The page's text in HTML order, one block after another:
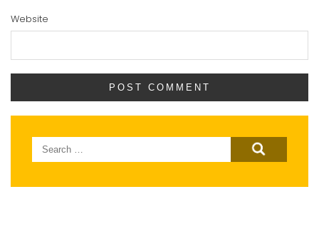
Website
Search
for: